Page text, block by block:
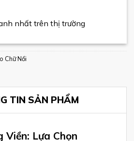
nhất trên thị trường
Chữ Nổi
TIN SẢN PHẨM
Viền: Lựa Chọn